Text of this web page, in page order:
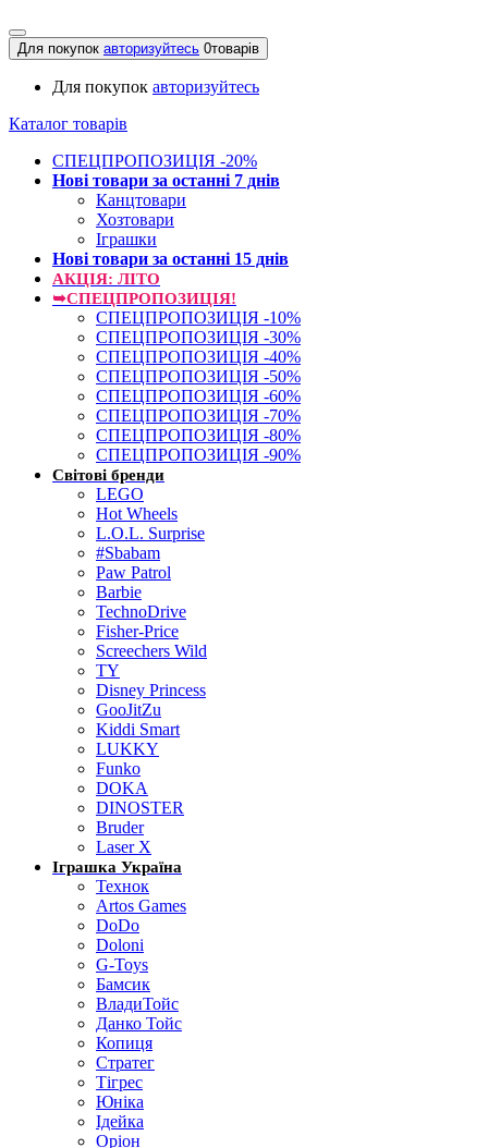
Для покупок авторизуйтесь 0товарів
Для покупок авторизуйтесь
Каталог товарів
СПЕЦПРОПОЗИЦІЯ -20%
Нові товари за останнi 7 днiв
Канцтовари
Хозтовари
Іграшки
Нові товари за останнi 15 днiв
АКЦІЯ: ЛІТО
➥СПЕЦПРОПОЗИЦІЯ!
СПЕЦПРОПОЗИЦІЯ -10%
СПЕЦПРОПОЗИЦІЯ -30%
СПЕЦПРОПОЗИЦІЯ -40%
СПЕЦПРОПОЗИЦІЯ -50%
СПЕЦПРОПОЗИЦІЯ -60%
СПЕЦПРОПОЗИЦІЯ -70%
СПЕЦПРОПОЗИЦІЯ -80%
СПЕЦПРОПОЗИЦІЯ -90%
Світові бренди
LEGO
Hot Wheels
L.O.L. Surprise
#Sbabam
Paw Patrol
Barbie
TechnoDrive
Fisher-Price
Screechers Wild
TY
Disney Princess
GooJitZu
Kiddi Smart
LUKKY
Funko
DOKA
DINOSTER
Bruder
Laser X
Іграшка Україна
Технок
Artos Games
DoDo
Doloni
G-Toys
Бамсик
ВладиТойс
Данко Тойс
Копиця
Стратег
Тігрес
Юніка
Ідейка
Оріон